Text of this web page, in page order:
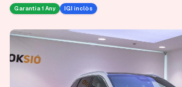
Garantia 1 Any IGI inclòs